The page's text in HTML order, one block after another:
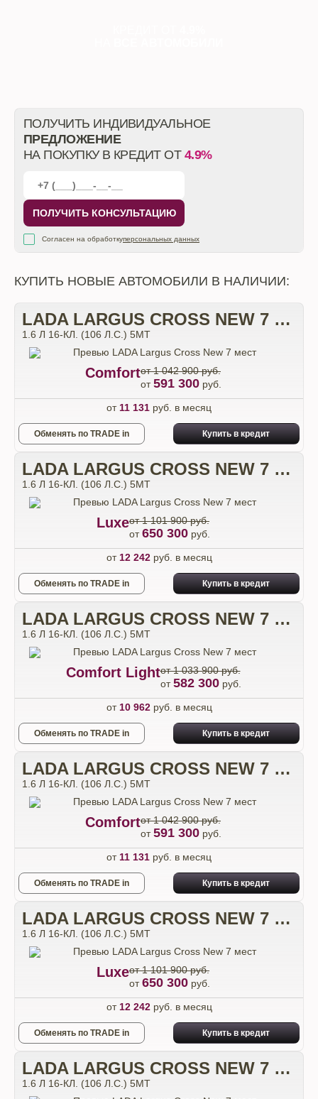
ПОЛУЧИТЬ ИНДИВИДУАЛЬНОЕ
ПРЕДЛОЖЕНИЕ
НА ПОКУПКУ В КРЕДИТ ОТ 4.9%
ПОЛУЧИТЬ КОНСУЛЬТАЦИЮ
Согласен на обработкуперсональных данных
КУПИТЬ НОВЫЕ АВТОМОБИЛИ В НАЛИЧИИ:
LADA LARGUS CROSS NEW 7 МЕСТ
1.6 Л 16-КЛ. (106 Л.С.) 5МТ
Comfortот 1 042 900 руб.
от591 300 руб.
от 11 131 руб. в месяц
Обменять по TRADE in Купить в кредит
LADA LARGUS CROSS NEW 7 МЕСТ
1.6 Л 16-КЛ. (106 Л.С.) 5МТ
Luxeот 1 101 900 руб.
от650 300 руб.
от 12 242руб. в месяц
Обменять по TRADE in Купить в кредит
LADA LARGUS CROSS NEW 7 МЕСТ
1.6 Л 16-КЛ. (106 Л.С.) 5МТ
Comfort Lightот 1 033 900 руб.
от582 300руб.
от 10 962руб. в месяц
Обменять по TRADE in Купить в кредит
LADA LARGUS CROSS NEW 7 МЕСТ
1.6 Л 16-КЛ. (106 Л.С.) 5МТ
Comfortот 1 042 900 руб.
от591 300 руб.
от 11 131 руб. в месяц
Обменять по TRADE in Купить в кредит
LADA LARGUS CROSS NEW 7 МЕСТ
1.6 Л 16-КЛ. (106 Л.С.) 5МТ
Luxeот 1 101 900 руб.
от650 300 руб.
от 12 242руб. в месяц
Обменять по TRADE in Купить в кредит
LADA LARGUS CROSS NEW 7 МЕСТ
1.6 Л 16-КЛ. (106 Л.С.) 5МТ